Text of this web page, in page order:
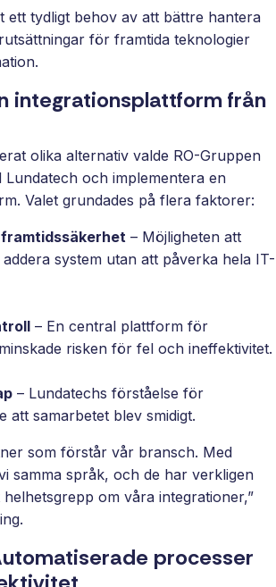
ett tydligt behov av att bättre hantera
för framtida teknologier
integrationsplattform från
olika alternativ valde RO-Gruppen
Lundatech och implementera en
Valet grundades på flera faktorer:
– Möjligheten att
system utan att påverka hela IT-
– En central plattform för
risken för fel och ineffektivitet.
– Lundatechs förståelse för
att samarbetet blev smidigt.
som förstår vår bransch. Med
samma språk, och de har verkligen
om våra integrationer,”
processer